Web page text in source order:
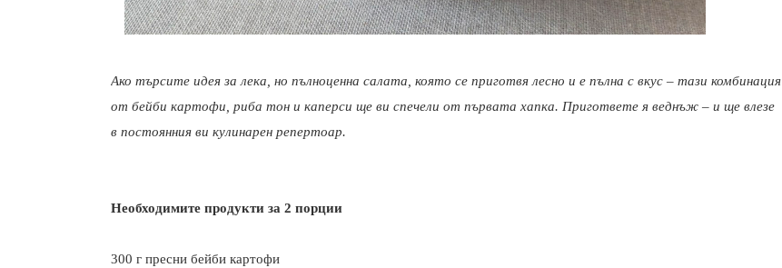
Ако търсите идея за лека, но пълноценна салата, която се приготвя лесно и е пълна с вкус – тази комбинация
от бейби картофи, риба тон и каперси ще ви спечели от първата хапка. Пригответе я веднъж – и ще влезе
в постоянния ви кулинарен репертоар.
Необходимите продукти за 2 порции
300 г пресни бейби картофи